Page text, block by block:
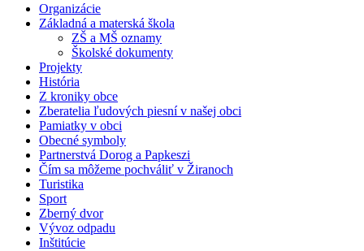
Organizácie
Základná a materská škola
ZŠ a MŠ oznamy
Školské dokumenty
Projekty
História
Z kroniky obce
Zberatelia ľudových piesní v našej obci
Pamiatky v obci
Obecné symboly
Partnerstvá Dorog a Papkeszi
Čím sa môžeme pochváliť v Žiranoch
Turistika
Sport
Zberný dvor
Vývoz odpadu
Inštitúcie